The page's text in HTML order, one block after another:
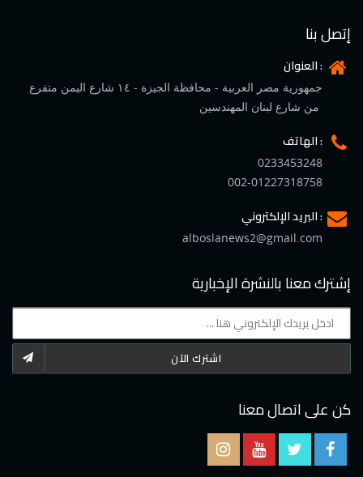
إتصل بنا
العنوان :
جمهورية مصر العربية - محافظة الجيزة - ١٤ شارع اليمن متفرع
الهاتف :
0233453248
002-01227318758
البريد الإلكتروني :
alboslanews2@gmail.com
إشترك معنا بالنشرة الإخبارية
اشترك الآن
كن على اتصال معنا